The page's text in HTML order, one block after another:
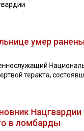
умер
теракта,
в ломбарды